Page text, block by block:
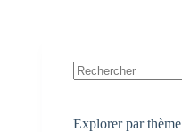
Explorer par thème